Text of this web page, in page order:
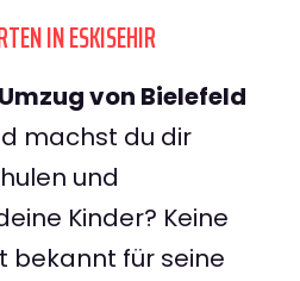
IN ESKISEHIR
Umzug von Bielefeld
machst du dir
und
Kinder? Keine
bekannt für seine